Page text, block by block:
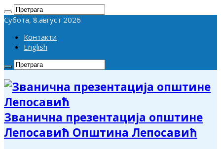
Субота, 8.август 2026
Контакти
English
Званична презентација општине
Лепосавић Општина Лепосавић